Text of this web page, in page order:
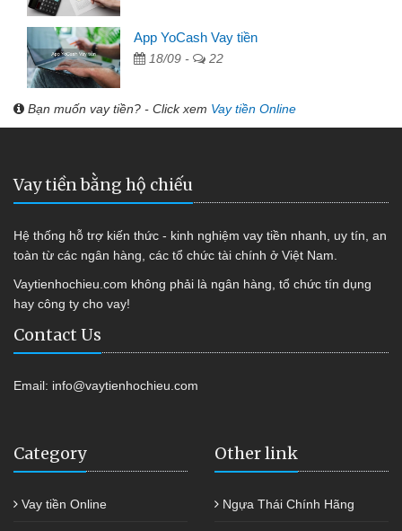
App YoCash Vay tiền
18/09 - 22
Bạn muốn vay tiền? - Click xem Vay tiền Online
Vay tiền bằng hộ chiếu
Hệ thống hỗ trợ kiến thức - kinh nghiệm vay tiền nhanh, uy tín, an
toàn từ các ngân hàng, các tổ chức tài chính ở Việt Nam.
Vaytienhochieu.com không phải là ngân hàng, tổ chức tín dụng
hay công ty cho vay!
Contact Us
Email: info@vaytienhochieu.com
Category
Vay tiền Online
Other link
Ngựa Thái Chính Hãng